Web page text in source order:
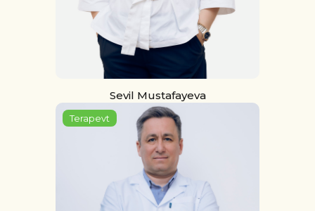
Sevil Mustafayeva
Terapevt